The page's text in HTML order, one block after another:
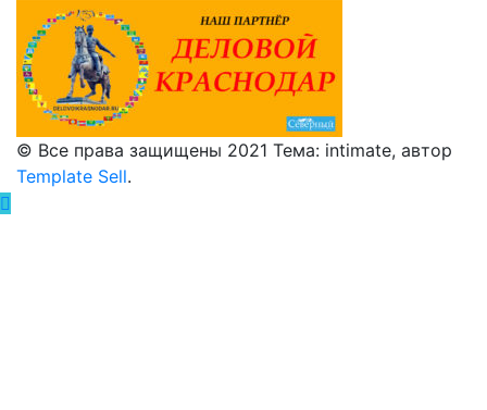
© Все права защищены 2021 Тема: intimate, автор
Template Sell.